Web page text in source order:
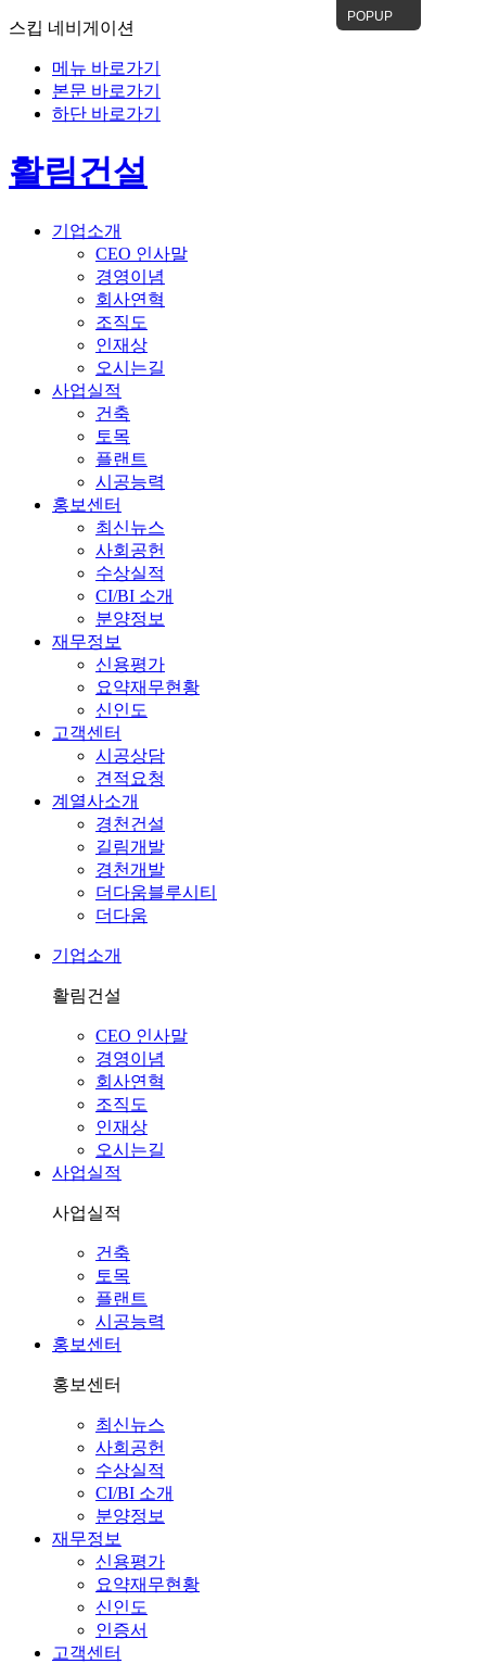
스킵 네비게이션
메뉴 바로가기
본문 바로가기
하단 바로가기
POPUP
활림건설
기업소개
CEO 인사말
경영이념
회사연혁
조직도
인재상
오시는길
사업실적
건축
토목
플랜트
시공능력
홍보센터
최신뉴스
사회공헌
수상실적
CI/BI 소개
분양정보
재무정보
신용평가
요약재무현황
신인도
고객센터
시공상담
견적요청
계열사소개
경천건설
길림개발
경천개발
더다움블루시티
더다움
기업소개
활림건설
CEO 인사말
경영이념
회사연혁
조직도
인재상
오시는길
사업실적
사업실적
건축
토목
플랜트
시공능력
홍보센터
홍보센터
최신뉴스
사회공헌
수상실적
CI/BI 소개
분양정보
재무정보
신용평가
요약재무현황
신인도
인증서
고객센터